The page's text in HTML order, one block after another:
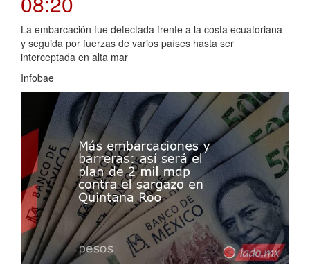
La embarcación fue detectada frente a la costa ecuatoriana
y seguida por fuerzas de varios países hasta ser
interceptada en alta mar
Infobae